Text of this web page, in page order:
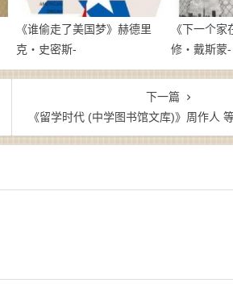
《谁偷走了美国梦》赫德里
克・史密斯-
epub+mobi+azw3
《下一个
修・戴斯蒙-
下一篇
《留学时代 (中学图书馆文库)》周作人 等（作者）-